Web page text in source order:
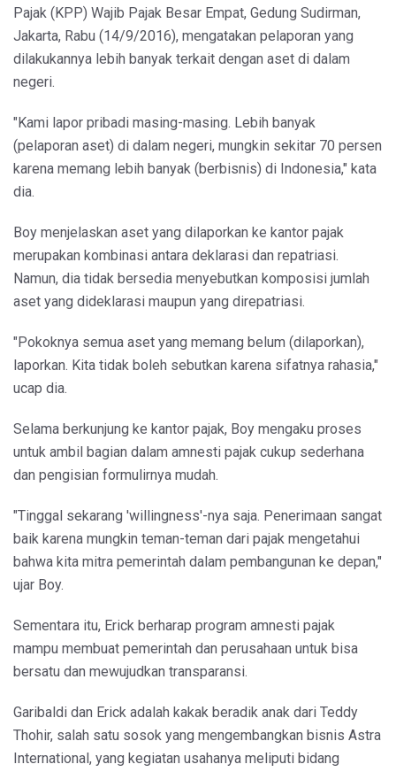
Pajak (KPP) Wajib Pajak Besar Empat, Gedung Sudirman,
Jakarta, Rabu (14/9/2016), mengatakan pelaporan yang
dilakukannya lebih banyak terkait dengan aset di dalam
negeri.
"Kami lapor pribadi masing-masing. Lebih banyak
(pelaporan aset) di dalam negeri, mungkin sekitar 70 persen
karena memang lebih banyak (berbisnis) di Indonesia," kata
dia.
Boy menjelaskan aset yang dilaporkan ke kantor pajak
merupakan kombinasi antara deklarasi dan repatriasi.
Namun, dia tidak bersedia menyebutkan komposisi jumlah
aset yang dideklarasi maupun yang direpatriasi.
"Pokoknya semua aset yang memang belum (dilaporkan),
laporkan. Kita tidak boleh sebutkan karena sifatnya rahasia,"
ucap dia.
Selama berkunjung ke kantor pajak, Boy mengaku proses
untuk ambil bagian dalam amnesti pajak cukup sederhana
dan pengisian formulirnya mudah.
"Tinggal sekarang 'willingness'-nya saja. Penerimaan sangat
baik karena mungkin teman-teman dari pajak mengetahui
bahwa kita mitra pemerintah dalam pembangunan ke depan,"
ujar Boy.
Sementara itu, Erick berharap program amnesti pajak
mampu membuat pemerintah dan perusahaan untuk bisa
bersatu dan mewujudkan transparansi.
Garibaldi dan Erick adalah kakak beradik anak dari Teddy
Thohir, salah satu sosok yang mengembangkan bisnis Astra
International, yang kegiatan usahanya meliputi bidang